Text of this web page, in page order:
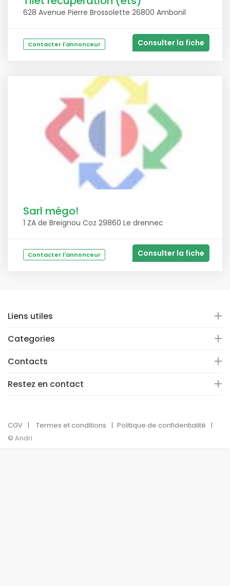
628 Avenue Pierre Brossolette 26800 Ambonil
Contacter l'annonceur Consulter la fiche
Sarl mégo!
1 ZA de Breignou Coz 29860 Le drennec
Contacter l'annonceur Consulter la fiche
Liens utiles
Categories
Contacts
Restez en contact
CGV Termes et conditions
Politique de confidentialité
© Andri